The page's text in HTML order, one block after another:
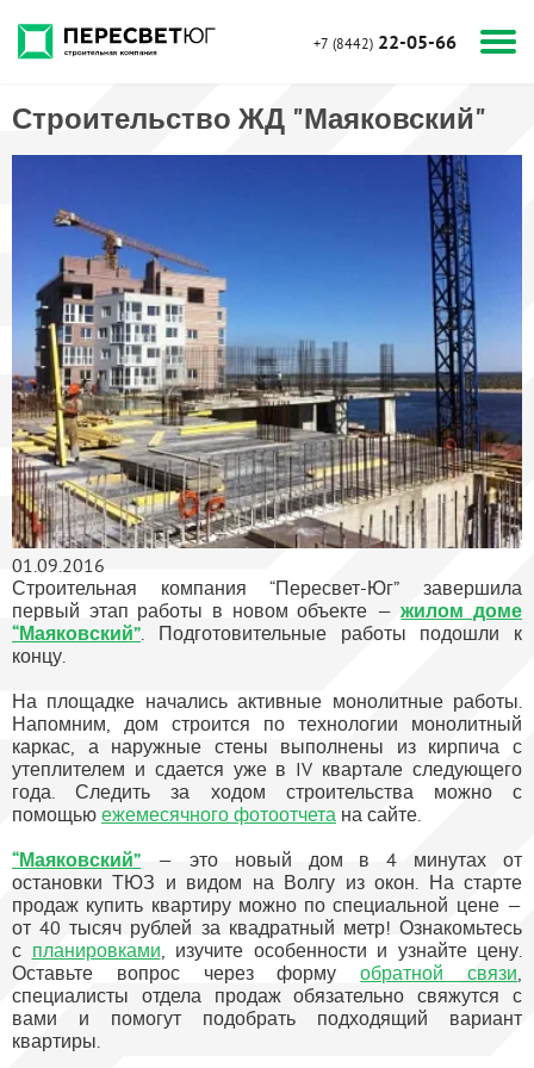
+7 (8442) 22-05-66
Строительство ЖД "Маяковский"
01.09.2016
Строительная компания “Пересвет-Юг” завершила
первый этап работы в новом объекте —жилом доме
“Маяковский”. Подготовительные работы подошли к
концу.
На площадке начались активные монолитные работы.
Напомним, дом строится по технологии монолитный
каркас, а наружные стены выполнены из кирпича с
утеплителем и сдается уже в IV квартале следующего
года. Следить за ходом строительства можно с
помощью ежемесячного фотоотчета на сайте.
“Маяковский” — это новый дом в 4 минутах от
остановки ТЮЗ и видом на Волгу из окон. На старте
продаж купить квартиру можно по специальной цене —
от 40 тысяч рублей за квадратный метр! Ознакомьтесь
с планировками, изучите особенности и узнайте цену.
Оставьте вопрос через формуобратной связи,
специалисты отдела продаж обязательно свяжутся с
вами и помогут подобрать подходящий вариант
квартиры.